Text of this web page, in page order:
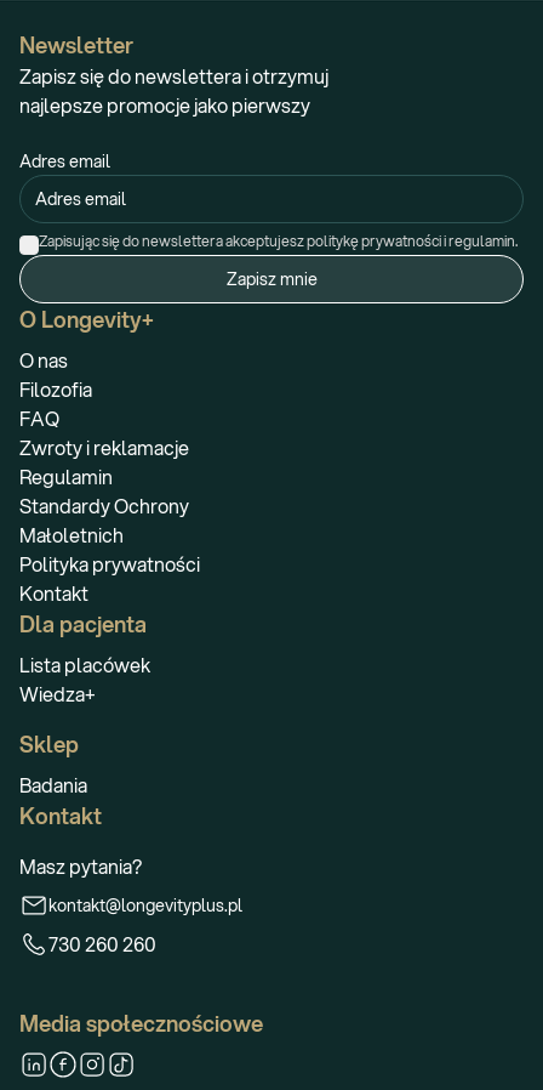
O Longevity+
O nas
Filozofia
FAQ
Zwroty i reklamacje
Regulamin
Standardy Ochrony
Małoletnich
Polityka prywatności
Kontakt
Dla pacjenta
Lista placówek
Wiedza+
Sklep
Badania
Kontakt
Masz pytania?
kontakt@longevityplus.pl
730 260 260
Media społecznościowe
Newsletter
Zapisz się do newslettera i otrzymuj
najlepsze promocje jako pierwszy
Adres email
Zapisując się do newslettera akceptujesz politykę prywatności i regulamin.
Zapisz mnie